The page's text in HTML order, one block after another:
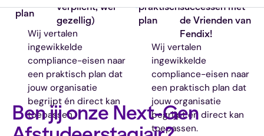
plan
verplicht, wel
gezellig)
Wij vertalen
ingewikkelde
compliance-eisen naar
een praktisch plan dat
jouw organisatie
begrijpt én direct kan
toepassen.
praktisch
plan
successen met
deVrienden van
Fendix!
Wij vertalen
ingewikkelde
compliance-eisen naar
een praktisch plan dat
jouw organisatie
begrijpt én direct kan
toepassen.
Deel vacature
Ben jij onze Next-Gen